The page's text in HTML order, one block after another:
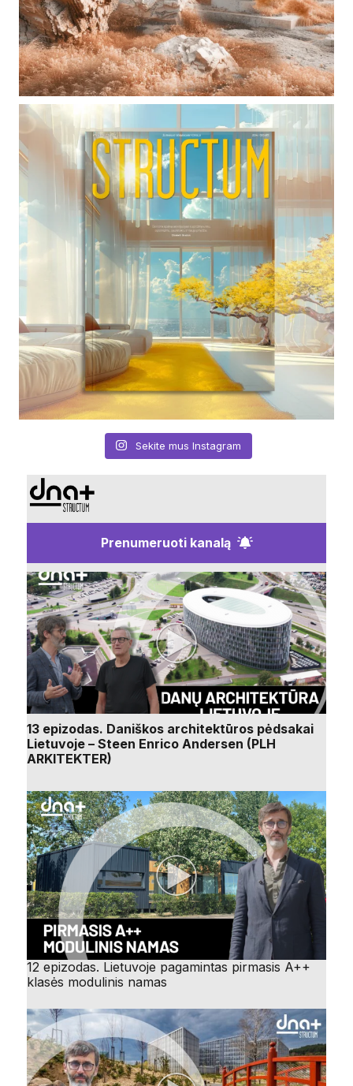
Sekite mus Instagram
Prenumeruoti kanalą
13 epizodas. Daniškos architektūros pėdsakai
Lietuvoje – Steen Enrico Andersen (PLH
ARKITEKTER)
12 epizodas. Lietuvoje pagamintas pirmasis A++
klasės modulinis namas